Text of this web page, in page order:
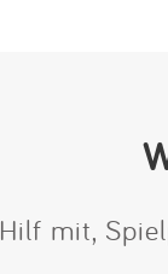
Hilf mit,